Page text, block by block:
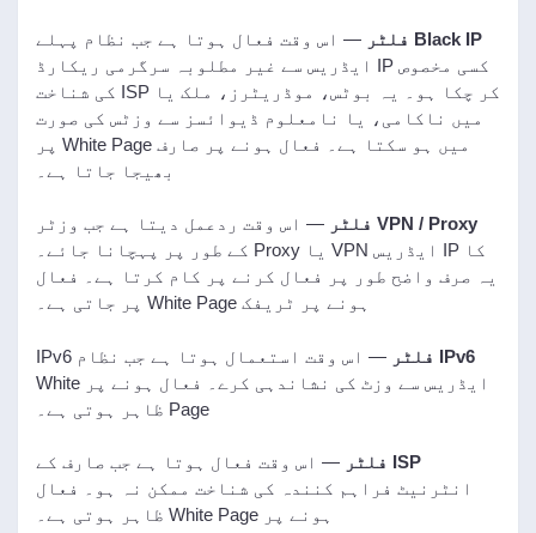
Black IP فلٹر
— اس وقت فعال ہوتا ہے جب نظام پہلے
کسی مخصوص IP ایڈریس سے غیر مطلوبہ سرگرمی ریکارڈ
کر چکا ہو۔ یہ بوٹس، موڈریٹرز، ملک یا ISP کی شناخت
میں ناکامی، یا نامعلوم ڈیوائسز سے وزٹس کی صورت
میں ہو سکتا ہے۔ فعال ہونے پر صارف White Page پر
بھیجا جاتا ہے۔
VPN / Proxy فلٹر
— اس وقت ردعمل دیتا ہے جب وزٹر
کا IP ایڈریس VPN یا Proxy کے طور پر پہچانا جائے۔
یہ صرف واضح طور پر فعال کرنے پر کام کرتا ہے۔ فعال
ہونے پر ٹریفک White Page پر جاتی ہے۔
IPv6 فلٹر
— اس وقت استعمال ہوتا ہے جب نظام IPv6
ایڈریس سے وزٹ کی نشاندہی کرے۔ فعال ہونے پر White
Page ظاہر ہوتی ہے۔
ISP فلٹر
— اس وقت فعال ہوتا ہے جب صارف کے
انٹرنیٹ فراہم کنندہ کی شناخت ممکن نہ ہو۔ فعال
ہونے پر White Page ظاہر ہوتی ہے۔